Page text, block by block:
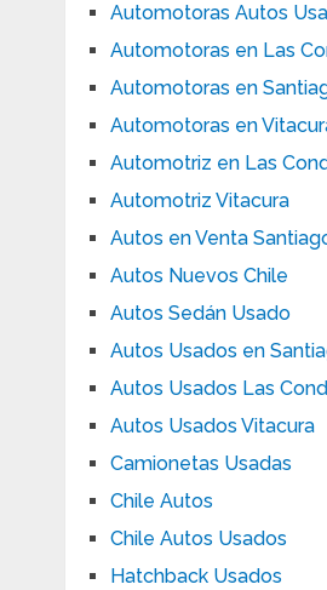
Automotoras Autos
Automotoras en Las
Automotoras en
Automotoras en
Automotriz en Las
Automotriz Vitacura
Autos en Venta
Autos Nuevos Chile
Autos Sedán Usado
Autos Usados en
Autos Usados Las
Autos Usados Vitacura
Camionetas Usadas
Chile Autos
Chile Autos Usados
Hatchback Usados